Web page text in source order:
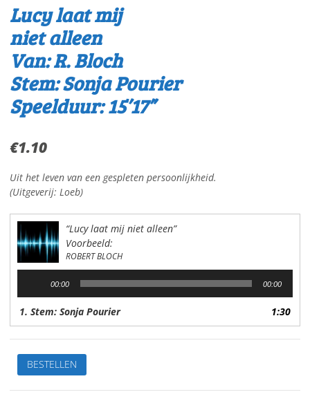
Lucy laat mij
niet alleen
Van: R. Bloch
Stem: Sonja Pourier
Speelduur: 15’17”
€1.10
Uit het leven van een gespleten persoonlijkheid.
(Uitgeverij: Loeb)
“Lucy laat mij niet alleen”
Voorbeeld:
ROBERT BLOCH
00:00 00:00
1. Stem: Sonja Pourier 1:30
Lucy
laat
mijniet
BESTELLEN